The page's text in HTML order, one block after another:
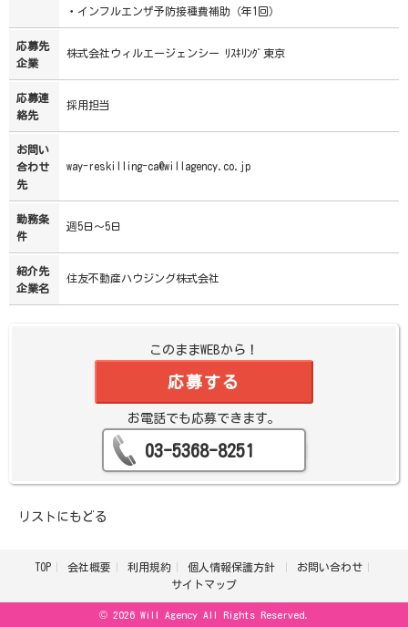
・インフルエンザ予防接種費補助（年1回）
応募先
企業
株式会社ウィルエージェンシー ﾘｽｷﾘﾝｸﾞ東京
応募連
絡先
採用担当
お問い
合わせ
先
way-reskilling-ca@willagency.co.jp
勤務条
件
週5日～5日
紹介先
企業名
住友不動産ハウジング株式会社
このままWEBから！
応募する
お電話でも応募できます。
03-5368-8251
リストにもどる
TOP 会社概要 利用規約 個人情報保護方針
お問い合わせ
サイトマップ
© 2026 Will Agency All Rights Reserved.